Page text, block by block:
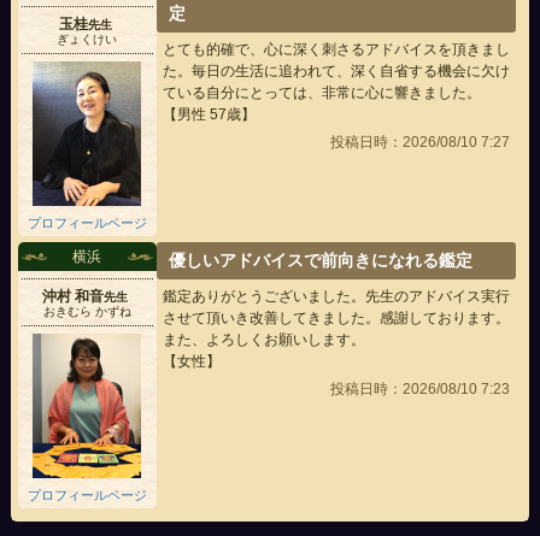
玉桂先生
ぎょくけい
プロフィールページ
定
とても的確で、心に深く刺さるアドバイスを頂きまし
た。毎日の生活に追われて、深く自省する機会に欠け
ている自分にとっては、非常に心に響きました。
【男性 57歳】
投稿日時：2026/08/10 7:27
横浜
沖村 和音先生
おきむら かずね
プロフィールページ
優しいアドバイスで前向きになれる鑑定
鑑定ありがとうございました。先生のアドバイス実行
させて頂いき改善してきました。感謝しております。
また、よろしくお願いします。
【女性】
投稿日時：2026/08/10 7:23